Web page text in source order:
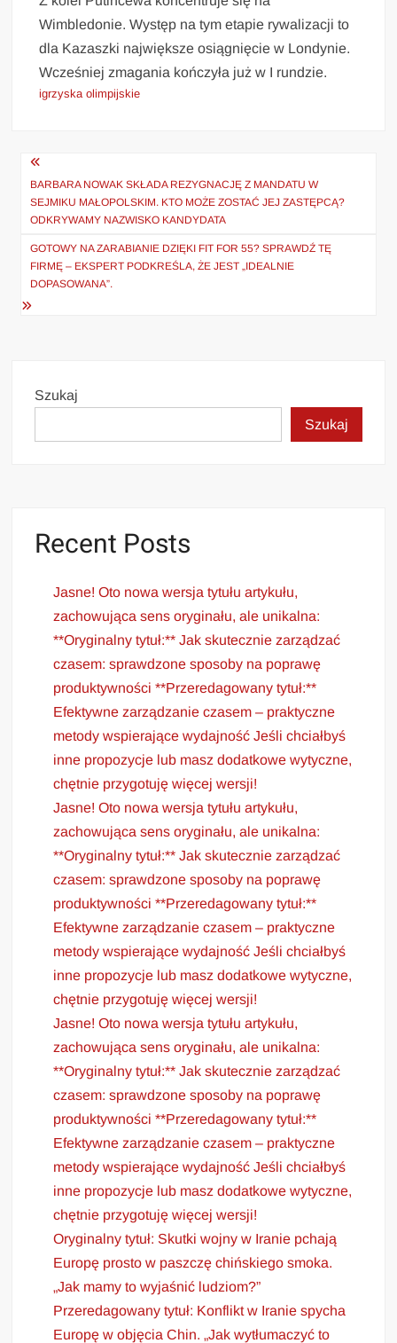
Wimbledonie. Występ na tym etapie rywalizacji to
dla Kazaszki największe osiągnięcie w Londynie.
Wcześniej zmagania kończyła już w I rundzie.
igrzyska olimpijskie
Nawigacja
wpisu
BARBARA NOWAK SKŁADA REZYGNACJĘ Z MANDATU W
SEJMIKU MAŁOPOLSKIM. KTO MOŻE ZOSTAĆ JEJ ZASTĘPCĄ?
ODKRYWAMY NAZWISKO KANDYDATA
GOTOWY NA ZARABIANIE DZIĘKI FIT FOR 55? SPRAWDŹ TĘ
FIRMĘ – EKSPERT PODKREŚLA, ŻE JEST „IDEALNIE
DOPASOWANA”.
Szukaj
Szukaj
Recent Posts
Jasne! Oto nowa wersja tytułu artykułu,
zachowująca sens oryginału, ale unikalna:
**Oryginalny tytuł:** Jak skutecznie zarządzać
czasem: sprawdzone sposoby na poprawę
produktywności **Przeredagowany tytuł:**
Efektywne zarządzanie czasem – praktyczne
metody wspierające wydajność Jeśli chciałbyś
inne propozycje lub masz dodatkowe wytyczne,
chętnie przygotuję więcej wersji!
Jasne! Oto nowa wersja tytułu artykułu,
zachowująca sens oryginału, ale unikalna:
**Oryginalny tytuł:** Jak skutecznie zarządzać
czasem: sprawdzone sposoby na poprawę
produktywności **Przeredagowany tytuł:**
Efektywne zarządzanie czasem – praktyczne
metody wspierające wydajność Jeśli chciałbyś
inne propozycje lub masz dodatkowe wytyczne,
chętnie przygotuję więcej wersji!
Jasne! Oto nowa wersja tytułu artykułu,
zachowująca sens oryginału, ale unikalna:
**Oryginalny tytuł:** Jak skutecznie zarządzać
czasem: sprawdzone sposoby na poprawę
produktywności **Przeredagowany tytuł:**
Efektywne zarządzanie czasem – praktyczne
metody wspierające wydajność Jeśli chciałbyś
inne propozycje lub masz dodatkowe wytyczne,
chętnie przygotuję więcej wersji!
Oryginalny tytuł: Skutki wojny w Iranie pchają
Europę prosto w paszczę chińskiego smoka.
„Jak mamy to wyjaśnić ludziom?”
Przeredagowany tytuł: Konflikt w Iranie spycha
Europę w objęcia Chin. „Jak wytłumaczyć to